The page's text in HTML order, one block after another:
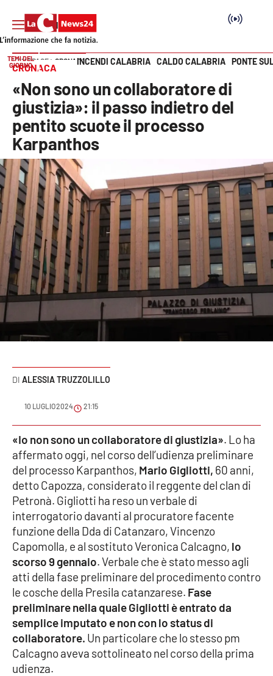
SEZIONI
Cronaca
Politica
Attualità
Economia e lavoro
Italia Mondo
Sanità
Sport
Cultura
Podcast
Meteo
Editoriali
VIDEO
Ambiente
Cronaca
Cultura
Economia e Lavoro
Politica
Sanità
Vai
TEMI DEL
GIORNO
INCENDI CALABRIA CALDO CALABRIA PONTE
HOME PAGE CRONACA
CRONACA
«Non sono un collaboratore di
giustizia»: il passo indietro del
pentito scuote il processo
Karpanthos
ALESSIA TRUZZOLILLO
10 LUGLIO 2024 21:15
«Io non sono un collaboratore di giustizia». Lo ha
affermato oggi, nel corso dell’udienza preliminare
del processo Karpanthos, Mario Gigliotti, 60 anni,
detto Capozza, considerato il reggente del clan di
Petronà. Gigliotti ha reso un verbale di
interrogatorio davanti al procuratore facente
funzione della Dda di Catanzaro, Vincenzo
Capomolla, e al sostituto Veronica Calcagno, lo
scorso 9 gennaio. Verbale che è stato messo agli
atti della fase preliminare del procedimento contro
le cosche della Presila catanzarese. Fase
preliminare nella quale Gigliotti è entrato da
semplice imputato e non con lo status di
collaboratore. Un particolare che lo stesso pm
Calcagno aveva sottolineato nel corso della prima
udienza.